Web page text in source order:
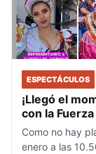
ESPECTÁCULOS
¡Llegó el
con la
Como no hay
enero a las